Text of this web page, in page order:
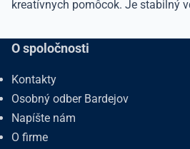
kreatívnych pomôcok. Je stabilný
O spoločnosti
Kontakty
Osobný odber Bardejov
Napíšte nám
O firme